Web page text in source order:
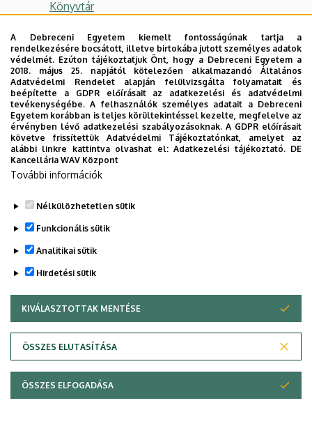
Könyvtár
Fővárosi Szabó Ervin Könyvtár
Magyar Könyvtárosok Egyesülete
Országos Széchényi Könyvtár
DE Köznevelési Intézmények (gyakorló
iskolák)
Adatvédelem
Szerzői jog © 2026 Unideb
A Debreceni Egyetem kiemelt fontosságúnak tartja a
rendelkezésére bocsátott, illetve birtokába jutott személyes adatok
védelmét. Ezúton tájékoztatjuk Önt, hogy a Debreceni Egyetem a
2018. május 25. napjától kötelezően alkalmazandó Általános
Adatvédelmi Rendelet alapján felülvizsgálta folyamatait és
beépítette a GDPR előírásait az adatkezelési és adatvédelmi
tevékenységébe. A felhasználók személyes adatait a Debreceni
Egyetem korábban is teljes körültekintéssel kezelte, megfelelve az
érvényben lévő adatkezelési szabályozásoknak. A GDPR előírásait
követve frissítettük Adatvédelmi Tájékoztatónkat, amelyet az
alábbi linkre kattintva olvashat el:Adatkezelési tájékoztató. DE
Kancellária WAV Központ
További információk
Nélkülözhetetlen sütik
Funkcionális sütik
Analitikai sütik
Hirdetési sütik
KIVÁLASZTOTTAK MENTÉSE
ÖSSZES ELUTASÍTÁSA
WITHDRAW CONSENT
ÖSSZES ELFOGADÁSA